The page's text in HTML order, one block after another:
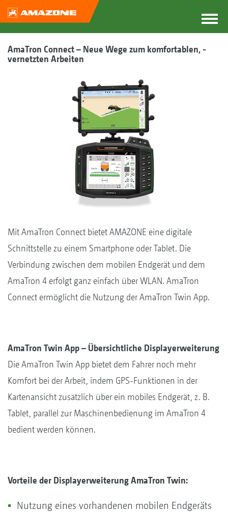
AmaTron Connect – Neue Wege zum komfortablen, ­
vernetzten Arbeiten
Mit AmaTron Connect bietet AMAZONE eine digitale
Schnittstelle zu einem Smartphone oder Tablet. Die
Verbindung zwischen dem mobilen Endgerät und dem
AmaTron 4 erfolgt ganz einfach über WLAN. AmaTron
Connect ermöglicht die Nutzung der AmaTron Twin App.
AmaTron Twin App – Übersichtliche Displayerweiterung
Die AmaTron Twin App bietet dem Fahrer noch mehr
Komfort bei der Arbeit, indem GPS-Funktionen in der
Kartenansicht zusätzlich über ein mobiles Endgerät, z. B.
Tablet, parallel zur Maschinenbedienung im AmaTron 4
bedient werden können.
Vorteile der Displayerweiterung AmaTron Twin:
Nutzung eines vorhandenen mobilen Endgeräts